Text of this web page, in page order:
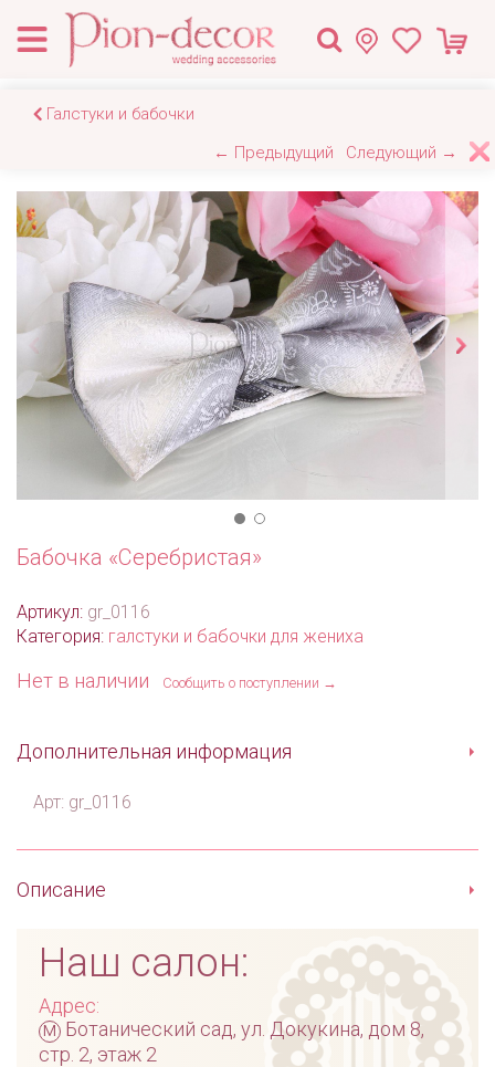
Галстуки и бабочки
← Предыдущий
Следующий →
Бабочка «Серебристая»
Артикул: gr_0116
Категория: галстуки и бабочки для жениха
Нет в наличии Сообщить о поступлении →
Дополнительная информация
Арт: gr_0116
Описание
Наш салон:
Адрес:
м Ботанический сад, ул. Докукина, дом 8,
стр. 2, этаж 2